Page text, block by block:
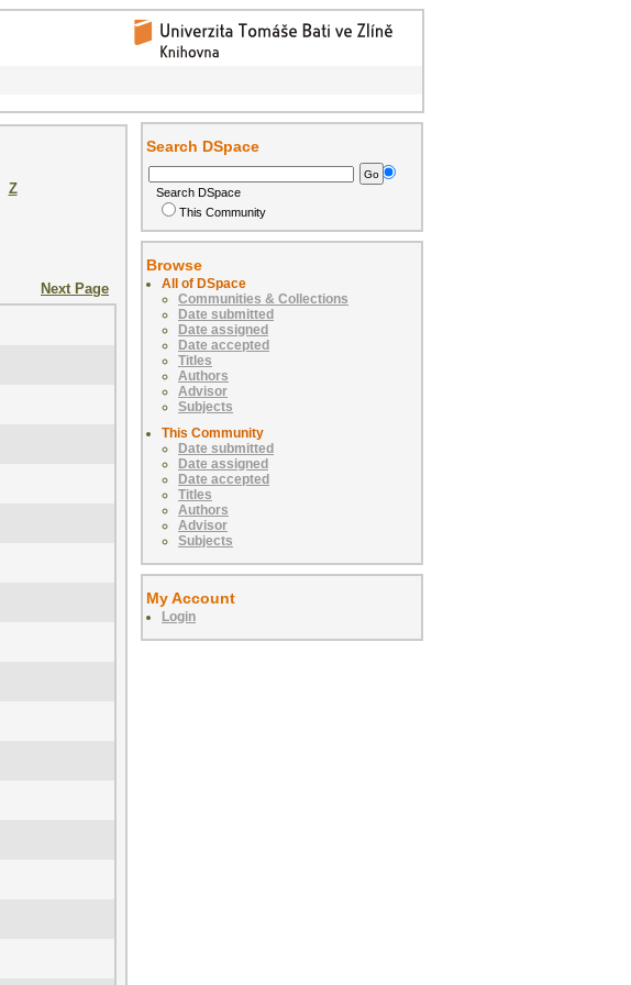
Z
Next Page
Search DSpace
Search DSpace
This Community
Browse
All of DSpace
Communities & Collections
Date submitted
Date assigned
Date accepted
Titles
Authors
Advisor
Subjects
This Community
Date submitted
Date assigned
Date accepted
Titles
Authors
Advisor
Subjects
My Account
Login